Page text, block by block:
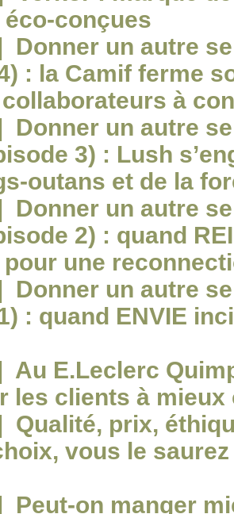
éco-conçues
Donner un autre
: la Camif ferme
à
Donner un autre
3) : Lush
outans et de la
Donner un autre
2) : quand
une
Donner un autre
: quand ENVIE
Au E.Leclerc
les clients à
Qualité, prix,
vous le
Peut-on manger